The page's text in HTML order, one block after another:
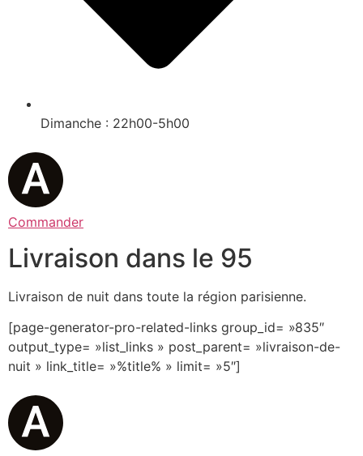
Dimanche : 22h00-5h00
Commander
Livraison dans le 95
Livraison de nuit dans toute la région parisienne.
[page-generator-pro-related-links group_id= »835″
output_type= »list_links » post_parent= »livraison-de-
nuit » link_title= »%title% » limit= »5″]